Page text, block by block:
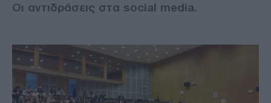
Οι αντιδράσεις στα social media.